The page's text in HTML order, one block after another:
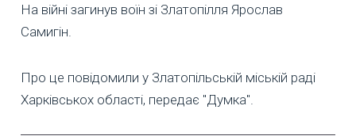
На війні загинув воїн зі Златопілля Ярослав
Самигін.
Про це повідомили у Златопільській міській раді
Харківськох області, передає "Думка".